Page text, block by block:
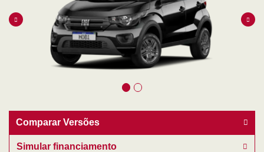
Comparar Versões
Simular financiamento